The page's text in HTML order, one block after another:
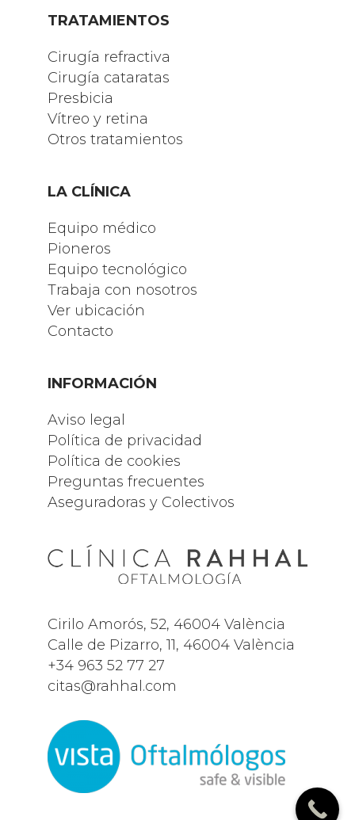
TRATAMIENTOS
Cirugía refractiva
Cirugía cataratas
Presbicia
Vítreo y retina
Otros tratamientos
LA CLÍNICA
Equipo médico
Pioneros
Equipo tecnológico
Trabaja con nosotros
Ver ubicación
Contacto
INFORMACIÓN
Aviso legal
Política de privacidad
Política de cookies
Preguntas frecuentes
Aseguradoras y Colectivos
Cirilo Amorós, 52, 46004 València
Calle de Pizarro, 11, 46004 València
+34 963 52 77 27
citas@rahhal.com